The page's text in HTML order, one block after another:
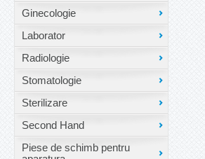
Ginecologie
Laborator
Radiologie
Stomatologie
Sterilizare
Second Hand
Piese de schimb pentru